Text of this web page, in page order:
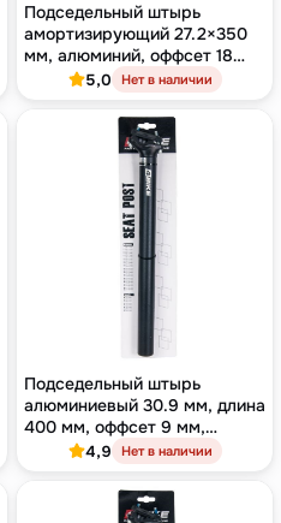
Подседельный штырь
амортизирующий 27.2×350
мм, алюминий, оффсет 18
мм, однополозный зажим,
5,0 Нет в наличии
Подседельный штырь
алюминиевый 30.9 мм, длина
400 мм, оффсет 9 мм,
двухболтовый зажим,
4,9 Нет в наличии